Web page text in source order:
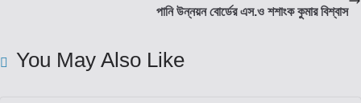
পানি উন্নয়ন বোর্ডের এস.ও শশাংক কুমার বিশ্বাস
You May Also Like